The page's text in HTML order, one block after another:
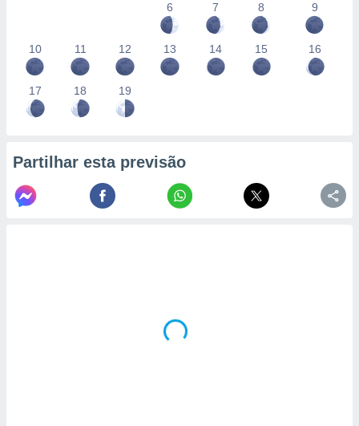
6
7 8 9
10 11 12 13 14 15 16
17 18 19
Partilhar esta previsão